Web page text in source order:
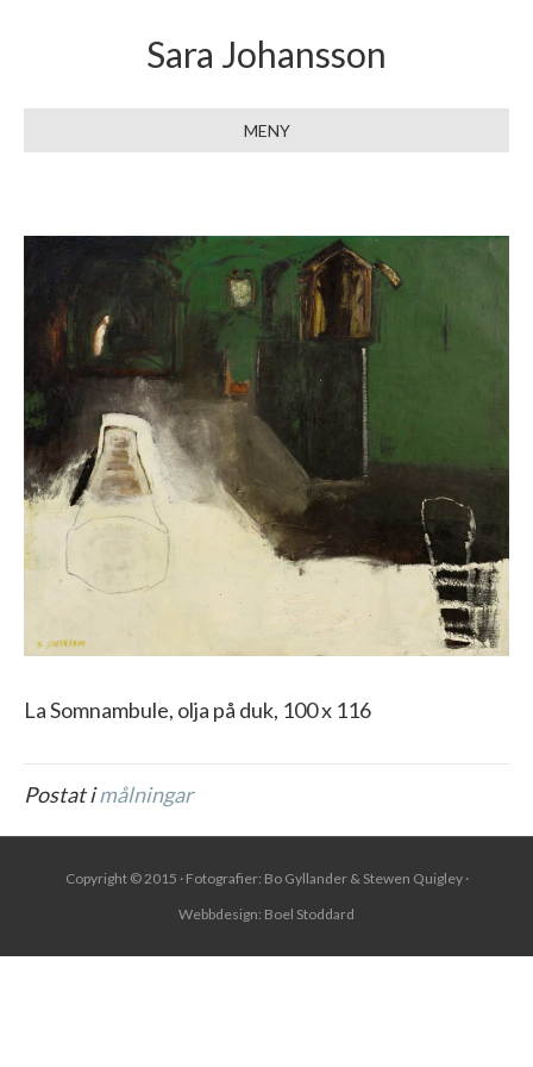
Sara Johansson
MENY
La Somnambule, olja på duk, 100 x 116
Postat imålningar
Copyright © 2015 · Fotografier: Bo Gyllander & Stewen Quigley ·
Webbdesign: Boel Stoddard